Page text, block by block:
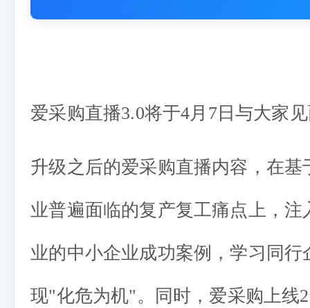
爱采购直播3.0将于4月7日与大家
升级之后的爱采购直播内容，在基
业普遍面临的复产复工痛点上，注
业的中小企业成功案例，学习同行
现"化危为机"。同时，爱采购上线